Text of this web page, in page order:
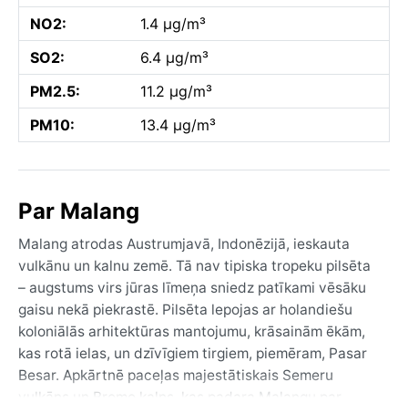
NO2:
1.4 µg/m³
SO2:
6.4 µg/m³
PM2.5:
11.2 µg/m³
PM10:
13.4 µg/m³
Par Malang
Malang atrodas Austrumjavā, Indonēzijā, ieskauta
vulkānu un kalnu zemē. Tā nav tipiska tropeku pilsēta
– augstums virs jūras līmeņa sniedz patīkami vēsāku
gaisu nekā piekrastē. Pilsēta lepojas ar holandiešu
koloniālās arhitektūras mantojumu, krāsainām ēkām,
kas rotā ielas, un dzīvīgiem tirgiem, piemēram, Pasar
Besar. Apkārtnē paceļas majestātiskais Semeru
vulkāns un Bromo kalns, kas padara Malangu par